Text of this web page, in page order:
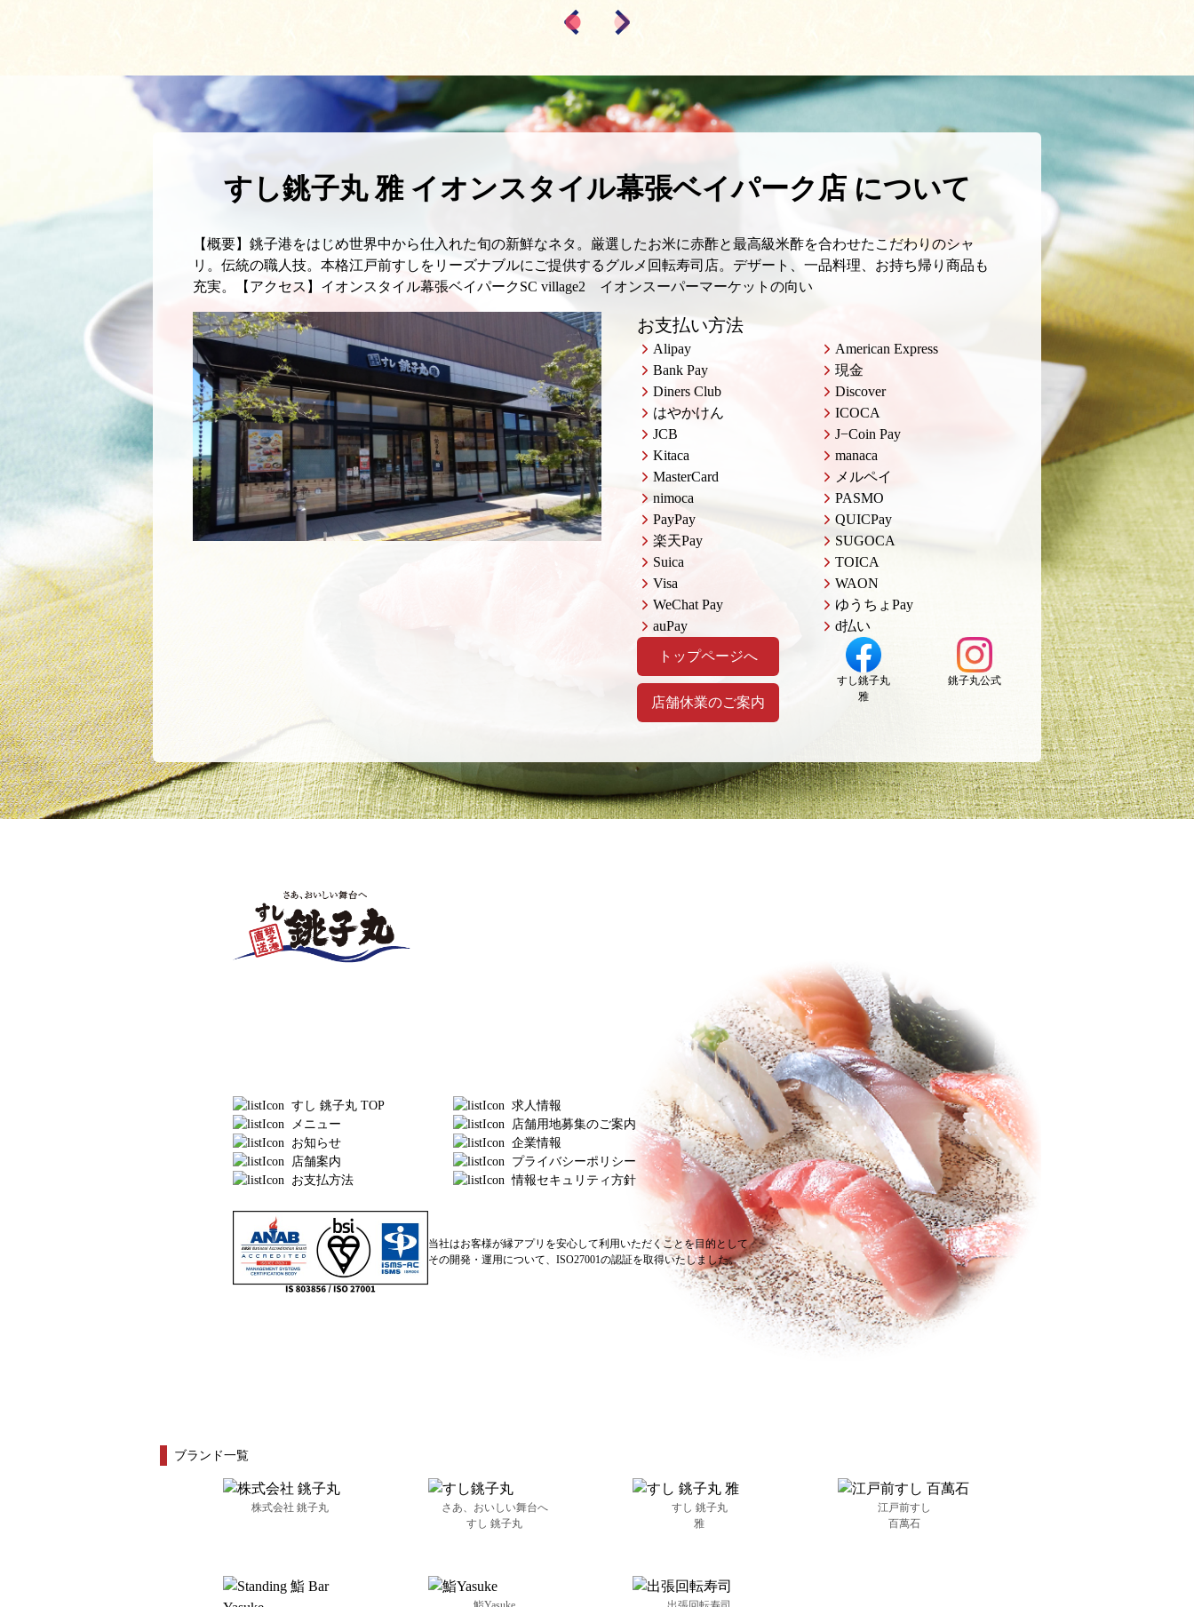
すし銚子丸 雅 イオンスタイル幕張ベイパーク店 について
【概要】銚子港をはじめ世界中から仕入れた旬の新鮮なネタ。厳選したお米に赤酢と最高級米酢を合わせたこだわりのシャ
リ。伝統の職人技。本格江戸前すしをリーズナブルにご提供するグルメ回転寿司店。デザート、一品料理、お持ち帰り商品も
充実。【アクセス】イオンスタイル幕張ベイパークSC village2 イオンスーパーマーケットの向い
お支払い方法
Alipay
American Express
Bank Pay
現金
Diners Club
Discover
はやかけん
ICOCA
JCB
J−Coin Pay
Kitaca
manaca
MasterCard
メルペイ
nimoca
PASMO
PayPay
QUICPay
楽天Pay
SUGOCA
Suica
TOICA
Visa
WAON
WeChat Pay
ゆうちょPay
auPay
d払い
トップページへ
店舗休業のご案内
すし銚子丸
雅
銚子丸公式
すし 銚子丸 TOP
メニュー
お知らせ
店舗案内
お支払方法
求人情報
店舗用地募集のご案内
企業情報
プライバシーポリシー
情報セキュリティ方針
当社はお客様が縁アプリを安心して利用いただくことを目的として
その開発・運用について、ISO27001の認証を取得いたしました。
ブランド一覧
株式会社 銚子丸
さあ、おいしい舞台へ
すし 銚子丸
すし 銚子丸
雅
江戸前すし
百萬石